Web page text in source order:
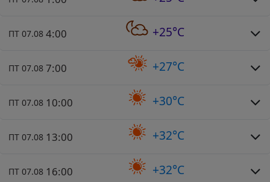
ПТ 07.08 4:00 +25°C
ПТ 07.08 7:00 +27°C
ПТ 07.08 10:00 +30°C
ПТ 07.08 13:00 +32°C
ПТ 07.08 16:00 +32°C